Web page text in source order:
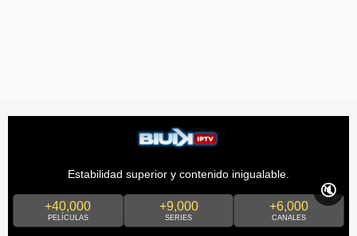
Estabilidad superior y contenido inigualable.
+40,000
PELÍCULAS
+9,000
SERIES
+6,000
CANALES
🔇